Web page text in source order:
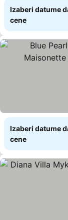
Izaberi datume
cene
Izaberi datume
cene